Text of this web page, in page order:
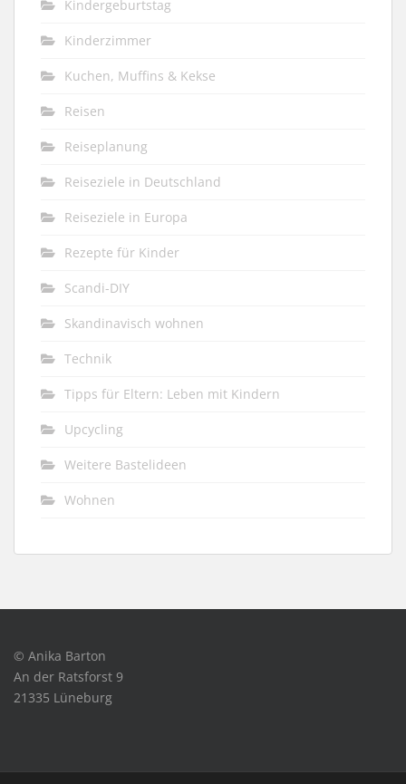
Kindergeburtstag
Kinderzimmer
Kuchen, Muffins & Kekse
Reisen
Reiseplanung
Reiseziele in Deutschland
Reiseziele in Europa
Rezepte für Kinder
Scandi-DIY
Skandinavisch wohnen
Technik
Tipps für Eltern: Leben mit Kindern
Upcycling
Weitere Bastelideen
Wohnen
© Anika Barton
An der Ratsforst 9
21335 Lüneburg